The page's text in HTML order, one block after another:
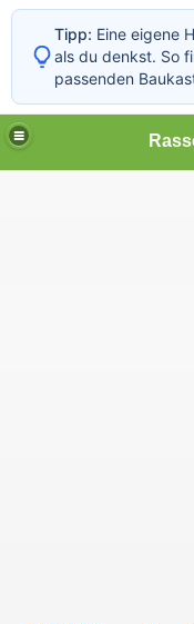
Tipp: Eine eigene
als du denkst. So
passenden